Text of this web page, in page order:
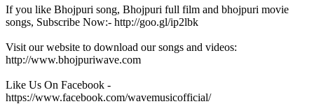
If you like Bhojpuri song, Bhojpuri full film and bhojpuri movie
songs, Subscribe Now:- http://goo.gl/ip2lbk
Visit our website to download our songs and videos:
http://www.bhojpuriwave.com
Like Us On Facebook -
https://www.facebook.com/wavemusicofficial/